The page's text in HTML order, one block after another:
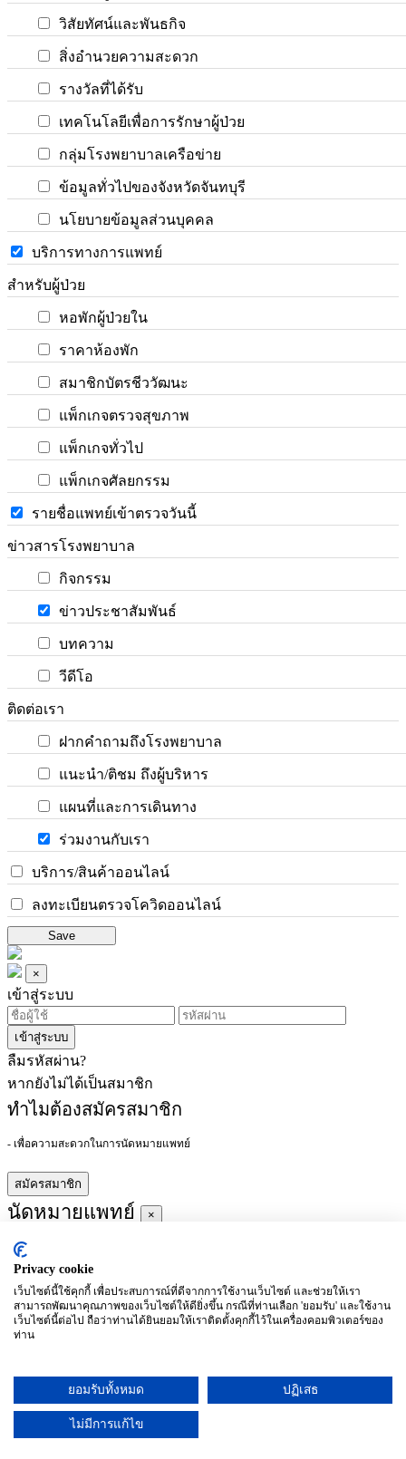
วิสัยทัศน์และพันธกิจ
สิ่งอำนวยความสะดวก
รางวัลที่ได้รับ
เทคโนโลยีเพื่อการรักษาผู้ป่วย
กลุ่มโรงพยาบาลเครือข่าย
ข้อมูลทั่วไปของจังหวัดจันทบุรี
นโยบายข้อมูลส่วนบุคคล
บริการทางการแพทย์
สำหรับผู้ป่วย
หอพักผู้ป่วยใน
ราคาห้องพัก
สมาชิกบัตรชีววัฒนะ
แพ็กเกจตรวจสุขภาพ
แพ็กเกจทั่วไป
แพ็กเกจศัลยกรรม
รายชื่อแพทย์เข้าตรวจวันนี้
ข่าวสารโรงพยาบาล
กิจกรรม
ข่าวประชาสัมพันธ์
บทความ
วีดีโอ
ติดต่อเรา
ฝากคำถามถึงโรงพยาบาล
แนะนำ/ติชม ถึงผู้บริหาร
แผนที่และการเดินทาง
ร่วมงานกับเรา
บริการ/สินค้าออนไลน์
ลงทะเบียนตรวจโควิดออนไลน์
Save
×
เข้าสู่ระบบ
เข้าสู่ระบบ
ลืมรหัสผ่าน?
หากยังไม่ได้เป็นสมาชิก
ทำไมต้องสมัครสมาชิก
- เพื่อความสะดวกในการนัดหมายแพทย์
สมัครสมาชิก
นัดหมายแพทย์ ×
ผู้ชำนาญการ
ประจำ :
อาทิตย์
จันทร์
(27/09)
อังคาร
(28/09)
พุธ
พฤหัสบดี
ศุกร์
เสาร์
Privacy cookie
เว็บไซต์นี้ใช้คุกกี้ เพื่อประสบการณ์ที่ดีจากการใช้งานเว็บไซต์ และช่วยให้เรา
สามารถพัฒนาคุณภาพของเว็บไซต์ให้ดียิ่งขึ้น กรณีที่ท่านเลือก 'ยอมรับ' และใช้งาน
เว็บไซต์นี้ต่อไป ถือว่าท่านได้ยินยอมให้เราติดตั้งคุกกี้ไว้ในเครื่องคอมพิวเตอร์ของ
ท่าน
ยอมรับทั้งหมด ปฏิเสธ
ไม่มีการแก้ไข